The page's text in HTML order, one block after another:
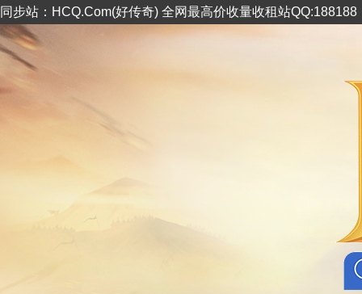
同步站：HCQ.Com(好传奇) 全网最高价收量收租站